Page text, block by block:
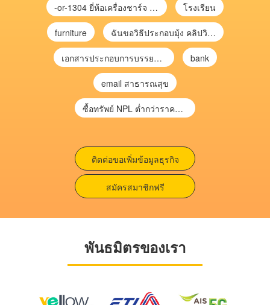
-or-1304 ยี่ห้อเครื่องชาร์จ chargecore โรงเรียน
furniture ฉันขอวิธีประกอบมุ้ง คลิปวิดีโอ การประกอบมุ้ง
เอกสารประกอบการบรรยาย การประเมินความเสี่ยงเพื่อวางแผนการตรวจสอบ \ bank
email สาธารณสุข
ซื้อทรัพย์ NPL ต่ำกว่าราคาตลาด 30-70% แบบไม่ต้องไปประมูล”
ติดต่อขอเพิ่มข้อมูลธุรกิจ
สมัครสมาชิกฟรี
พันธมิตรของเรา